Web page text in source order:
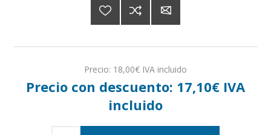
Precio: 18,00€ IVA incluido
Precio con descuento: 17,10€ IVA
incluido